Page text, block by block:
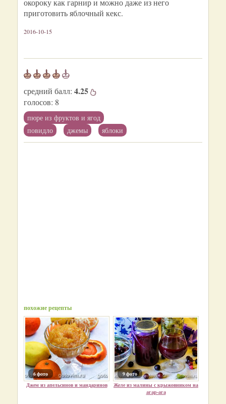
окороку как гарнир и можно даже из него
приготовить яблочный кекс.
2016-10-15
средний балл: 4.25
голосов: 8
пюре из фруктов и ягод
повидло
джемы яблоки
похожие рецепты
6 фото
Джем из апельсинов и мандаринов
9 фото
Желе из малины с крыжовником на
агар-ага